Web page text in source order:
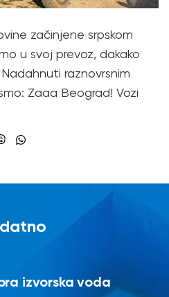
začinjene srpskom
u svoj prevoz, dakako
raznovrsnim
Zaaa Beograd! Vozi
izvorska voda